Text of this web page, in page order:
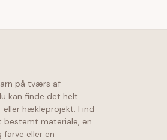
på tværs af
kan finde det helt
hækleprojekt. Find
bestemt materiale, en
eller en